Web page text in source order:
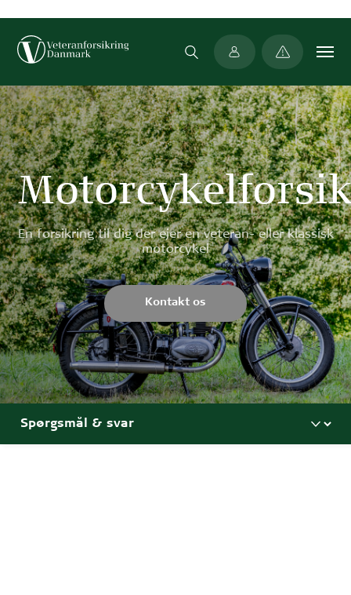
Min side
En forsikring til dig der ejer en veteran- eller klassisk
motorcykel
Kontakt os